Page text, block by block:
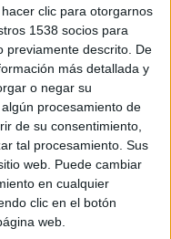
clic para otorgarnos
1538 socios para
previamente descrito. De
más detallada y
o negar su
procesamiento de
de su consentimiento,
tal procesamiento. Sus
web. Puede cambiar
en cualquier
clic en el botón
web.